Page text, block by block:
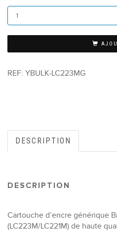
REF: YBULK-LC223MG
DESCRIPTION
DESCRIPTION
Cartouche d’encre générique
(LC223M/LC221M) de haute